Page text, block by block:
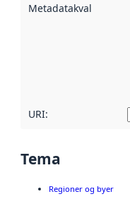
Metadatakvalitet
URI:
Tema
Regioner og byer